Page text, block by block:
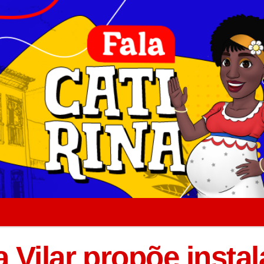
Vilar propõe